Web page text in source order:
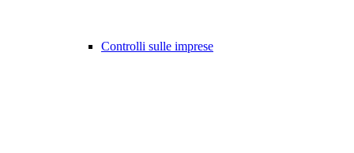
Controlli sulle imprese